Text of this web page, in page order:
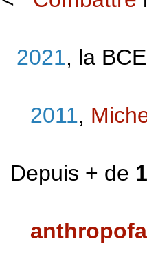
2021, la
2011,
Depuis + de